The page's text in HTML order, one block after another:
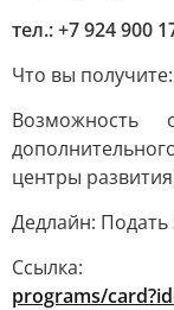
тел.: +7 924 900
Что вы получите:
Возможность
центры
Дедлайн: Подать
programs/